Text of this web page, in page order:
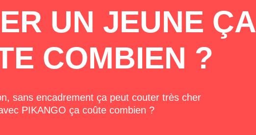
UN JEUNE ÇA
COMBIEN ?
sans encadrement ça peut couter très cher
PIKANGO ça coûte combien ?